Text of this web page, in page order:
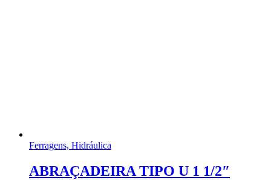
Ferragens, Hidráulica
ABRAÇADEIRA TIPO U 1 1/2″